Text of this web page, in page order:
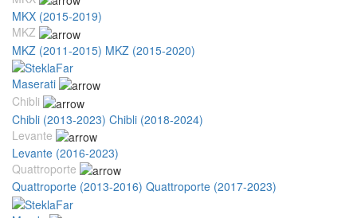
MKX (2015-2019)
MKZ
MKZ (2011-2015) MKZ (2015-2020)
Maserati
Chibli
Chibli (2013-2023) Chibli (2018-2024)
Levante
Levante (2016-2023)
Quattroporte
Quattroporte (2013-2016) Quattroporte (2017-2023)